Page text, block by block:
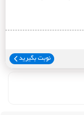
نوبت بگیرید